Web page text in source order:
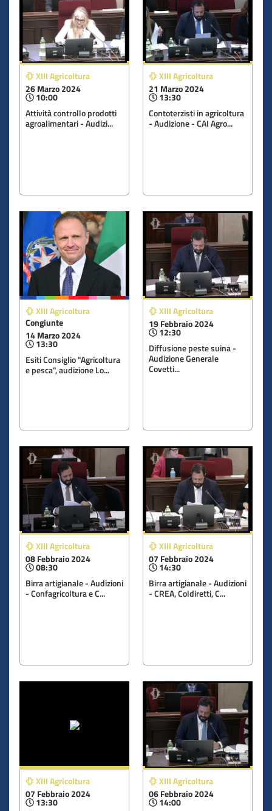
XIII Agricoltura
26 Marzo 2024
10:00
Attività controllo prodotti
agroalimentari - Audizi...
XIII Agricoltura
21 Marzo 2024
13:30
Contoterzisti in agricoltura
- Audizione - CAI Agro...
XIII Agricoltura
Congiunte
14 Marzo 2024
13:30
Esiti Consiglio "Agricoltura
e pesca", audizione Lo...
XIII Agricoltura
19 Febbraio 2024
12:30
Diffusione peste suina -
Audizione Generale
Covetti...
XIII Agricoltura
08 Febbraio 2024
08:30
Birra artigianale - Audizioni
- Confagricoltura e C...
XIII Agricoltura
07 Febbraio 2024
14:30
Birra artigianale - Audizioni
- CREA, Coldiretti, C...
XIII Agricoltura
07 Febbraio 2024
13:30
XIII Agricoltura
06 Febbraio 2024
14:00